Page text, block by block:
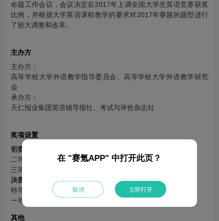
命题工作会议，会议决定在2017年上调全国大学生英语竞赛获奖
比例，并根据大学英语课程教学的要求对2017年赛题的题型进行
了较大调整和改革。
主办方
主办方：
高等学校大学外语教学指导委员会、高等学校大学外语教学研究
会
承办方：
天仁报业集团英语辅导报社、考试与评价杂志社
奖项设置
初赛
二等奖：证书，各参赛高校初赛人数的30‰
三等奖：证书，各参赛高校初赛人数的50‰
决赛
特等奖：证书，各参赛高校初赛人数的1‰
一等奖：证书，各参赛高校初赛人数的5‰
其他
在 "赛氪APP" 中打开此页？
取消 立即打开